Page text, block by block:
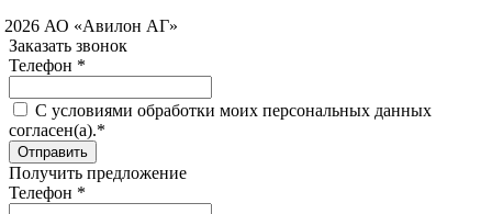
АО «Авилон АГ»
Заказать звонок
Телефон *
C условиями обработки моих персональных данных
согласен(а).*
Получить предложение
Телефон *